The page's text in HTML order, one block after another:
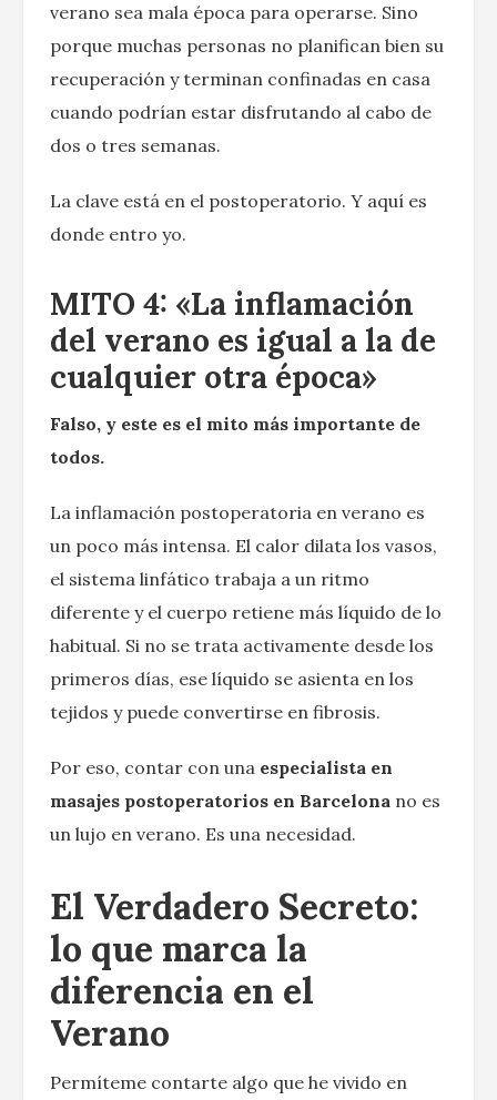
verano sea mala época para operarse. Sino
porque muchas personas no planifican bien su
recuperación y terminan confinadas en casa
cuando podrían estar disfrutando al cabo de
dos o tres semanas.
La clave está en el postoperatorio. Y aquí es
donde entro yo.
MITO 4: «La inflamación
del verano es igual a la de
cualquier otra época»
Falso, y este es el mito más importante de
todos.
La inflamación postoperatoria en verano es
un poco más intensa. El calor dilata los vasos,
el sistema linfático trabaja a un ritmo
diferente y el cuerpo retiene más líquido de lo
habitual. Si no se trata activamente desde los
primeros días, ese líquido se asienta en los
tejidos y puede convertirse en fibrosis.
Por eso, contar con una especialista en
masajes postoperatorios en Barcelona no es
un lujo en verano. Es una necesidad.
El Verdadero Secreto:
lo que marca la
diferencia en el
Verano
Permíteme contarte algo que he vivido en